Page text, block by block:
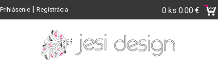
Prihlásenie | Registrácia 0 ks 0.00 €